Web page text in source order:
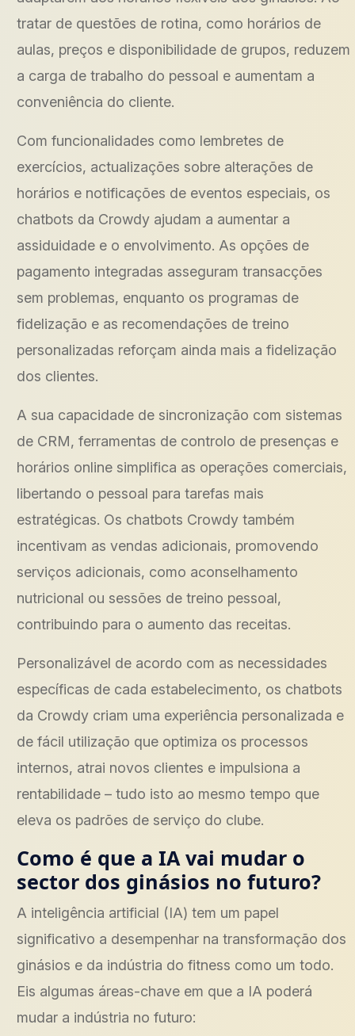
tratar de questões de rotina, como horários de
aulas, preços e disponibilidade de grupos, reduzem
a carga de trabalho do pessoal e aumentam a
conveniência do cliente.
Com funcionalidades como lembretes de
exercícios, actualizações sobre alterações de
horários e notificações de eventos especiais, os
chatbots da Crowdy ajudam a aumentar a
assiduidade e o envolvimento. As opções de
pagamento integradas asseguram transacções
sem problemas, enquanto os programas de
fidelização e as recomendações de treino
personalizadas reforçam ainda mais a fidelização
dos clientes.
A sua capacidade de sincronização com sistemas
de CRM, ferramentas de controlo de presenças e
horários online simplifica as operações comerciais,
libertando o pessoal para tarefas mais
estratégicas. Os chatbots Crowdy também
incentivam as vendas adicionais, promovendo
serviços adicionais, como aconselhamento
nutricional ou sessões de treino pessoal,
contribuindo para o aumento das receitas.
Personalizável de acordo com as necessidades
específicas de cada estabelecimento, os chatbots
da Crowdy criam uma experiência personalizada e
de fácil utilização que optimiza os processos
internos, atrai novos clientes e impulsiona a
rentabilidade – tudo isto ao mesmo tempo que
eleva os padrões de serviço do clube.
Como é que a IA vai mudar o
sector dos ginásios no futuro?
A inteligência artificial (IA) tem um papel
significativo a desempenhar na transformação dos
ginásios e da indústria do fitness como um todo.
Eis algumas áreas-chave em que a IA poderá
mudar a indústria no futuro: